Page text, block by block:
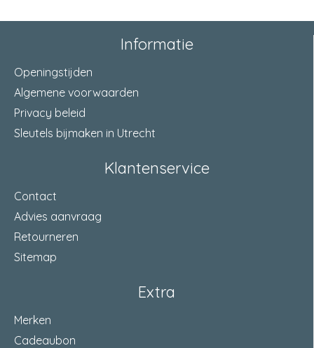
Informatie
Openingstijden
Algemene voorwaarden
Privacy beleid
Sleutels bijmaken in Utrecht
Klantenservice
Contact
Advies aanvraag
Retourneren
Sitemap
Extra
Merken
Cadeaubon